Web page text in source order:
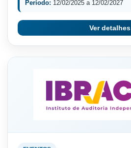
Período: 12/02/2025 a 12/02/2027
Ver detalhes